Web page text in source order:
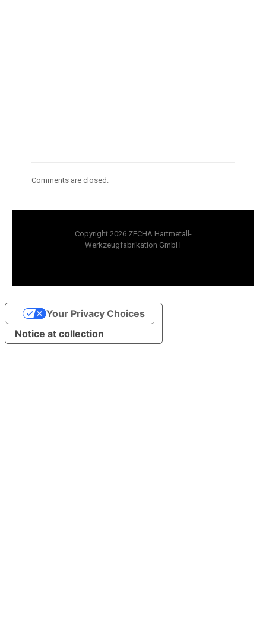
Comments are closed.
Copyright 2026 ZECHA Hartmetall-
Werkzeugfabrikation GmbH
Notice at collection
Your Privacy Choices